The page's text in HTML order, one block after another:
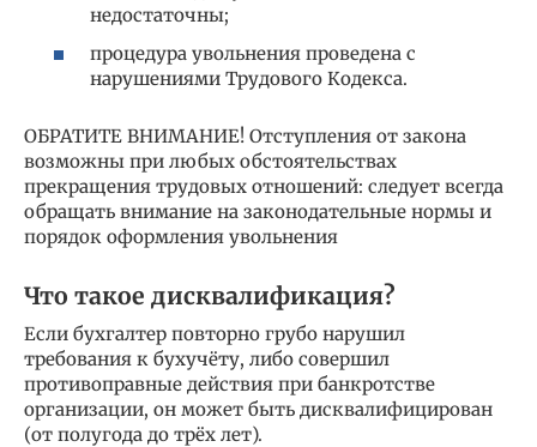
недостаточны;
процедура увольнения проведена с
нарушениями Трудового Кодекса.
ОБРАТИТЕ ВНИМАНИЕ! Отступления от закона
возможны при любых обстоятельствах
прекращения трудовых отношений: следует всегда
обращать внимание на законодательные нормы и
порядок оформления увольнения
Что такое дисквалификация?
Если бухгалтер повторно грубо нарушил
требования к бухучёту, либо совершил
противоправные действия при банкротстве
организации, он может быть дисквалифицирован
(от полугода до трёх лет).